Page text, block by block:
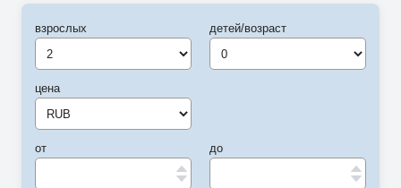
взрослых
цена
от
детей/возраст
до